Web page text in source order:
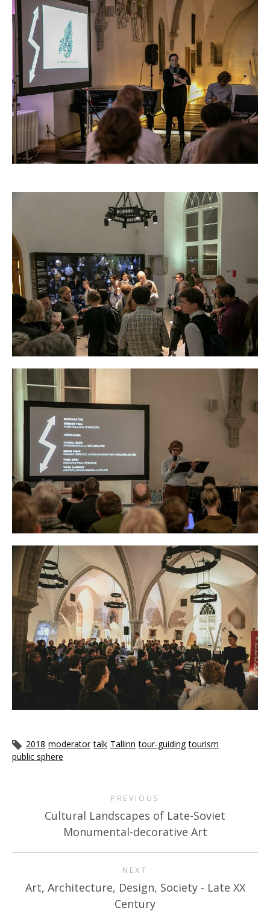
2018 moderator talk Tallinn tour-guiding tourism
public sphere
PREVIOUS
Cultural Landscapes of Late-Soviet
Monumental-decorative Art
NEXT
Art, Architecture, Design, Society - Late XX
Century